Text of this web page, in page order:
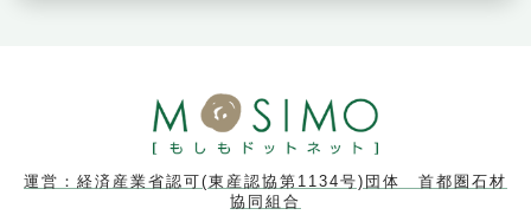
運営：経済産業省認可(東産認協第1134号)団体 首都圏石材
協同組合